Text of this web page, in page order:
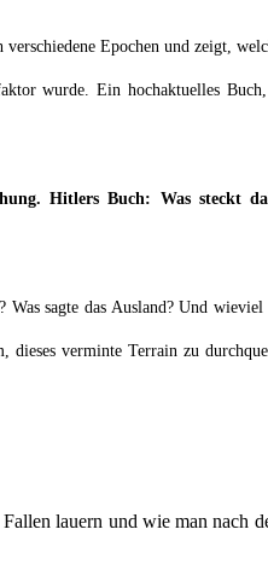
Epochen und zeigt,
wurde. Ein hochaktuelles
Hitlers Buch: Was steckt
sagte das Ausland? Und
verminte Terrain zu
lauern und wie man nach